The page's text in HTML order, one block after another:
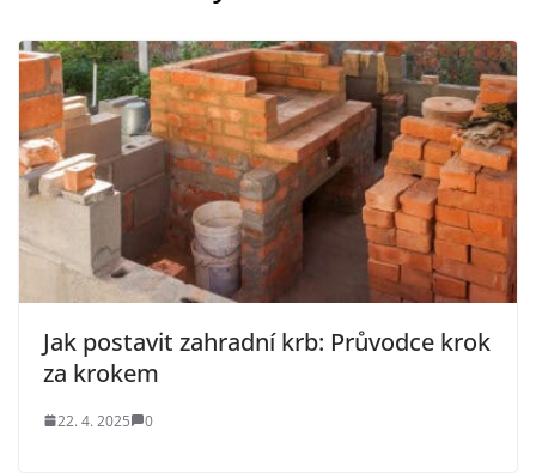
Jak postavit zahradní krb: Průvodce krok
za krokem
22. 4. 2025 0